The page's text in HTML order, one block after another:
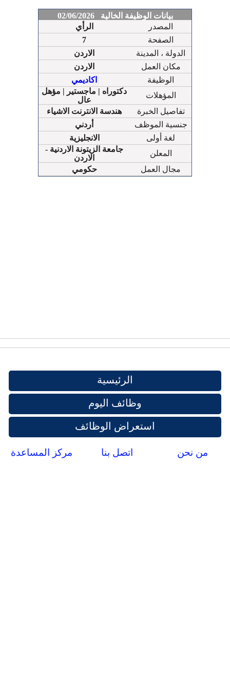
بيانات الوظيفة الخالية 02/06/2026
الرأي
المصدر
7
الصفحة
الاردن
الدولة ، المدينة
الاردن
مكان العمل
اكاديمي
الوظيفة
دكتوراه | ماجستير | مؤهل
عال
المؤهلات
هندسة الانترنت الاشياء
تفاصيل الخبرة
أردني
جنسية الموظف
الانجليزية
لغة أولى
جامعة الزيتونة الاردنية -
الاردن
المعلن
حكومي
مجال العمل
الرئيسية
وظائف اليوم
استعراض الوظائف
من نحن اتصل بنا مركز المساعدة